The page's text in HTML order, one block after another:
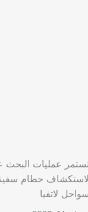
عمليات
لاستكشاف حطام
سواحل لاتفيا